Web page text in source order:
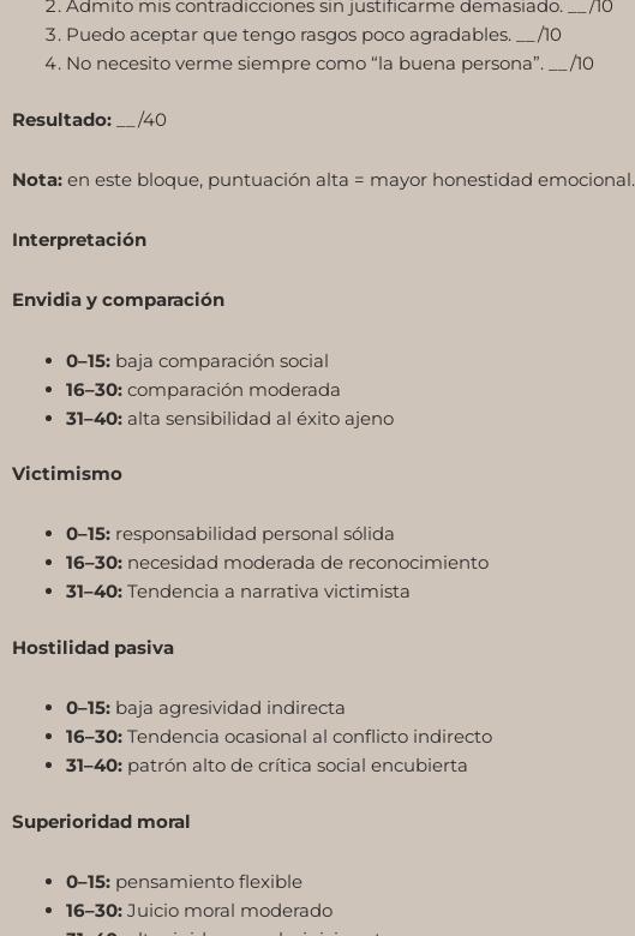
Admito mis contradicciones sin justificarme demasiado. __/10
Puedo aceptar que tengo rasgos poco agradables. __/10
No necesito verme siempre como “la buena persona”. __/10
Resultado: __/40
Nota: en este bloque, puntuación alta = mayor honestidad emocional.
Interpretación
Envidia y comparación
0–15: baja comparación social
16–30: comparación moderada
31–40: alta sensibilidad al éxito ajeno
Victimismo
0–15: responsabilidad personal sólida
16–30: necesidad moderada de reconocimiento
31–40: Tendencia a narrativa victimista
Hostilidad pasiva
0–15: baja agresividad indirecta
16–30: Tendencia ocasional al conflicto indirecto
31–40: patrón alto de crítica social encubierta
Superioridad moral
0–15: pensamiento flexible
16–30: Juicio moral moderado